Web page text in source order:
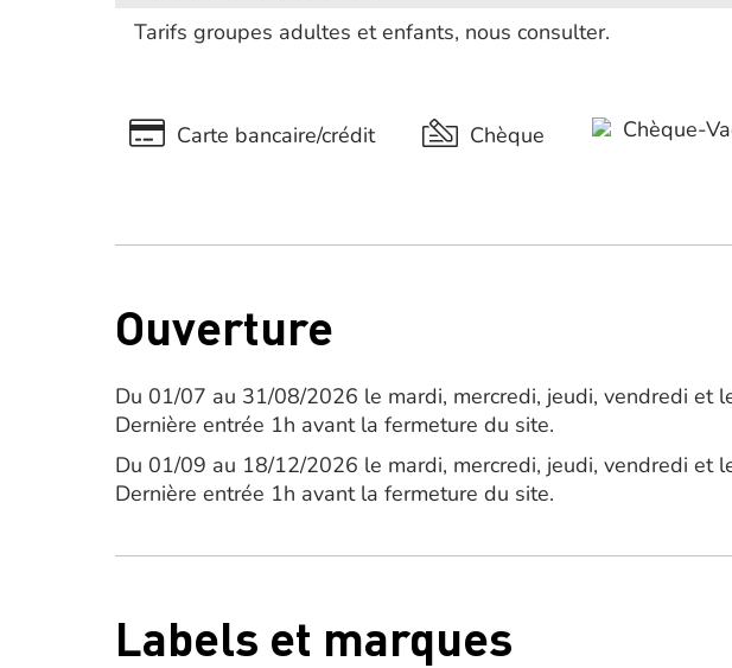
Tarifs groupes adultes et enfants, nous consulter.
Carte bancaire/crédit Chèque Chèque-
Ouverture
Du 01/07 au 31/08/2026 le mardi, mercredi, jeudi, vendredi et
Dernière entrée 1h avant la fermeture du site.
Du 01/09 au 18/12/2026 le mardi, mercredi, jeudi, vendredi
Dernière entrée 1h avant la fermeture du site.
Labels et marques